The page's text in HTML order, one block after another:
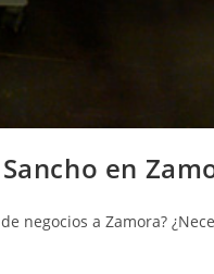
en
negocios a Zamora?